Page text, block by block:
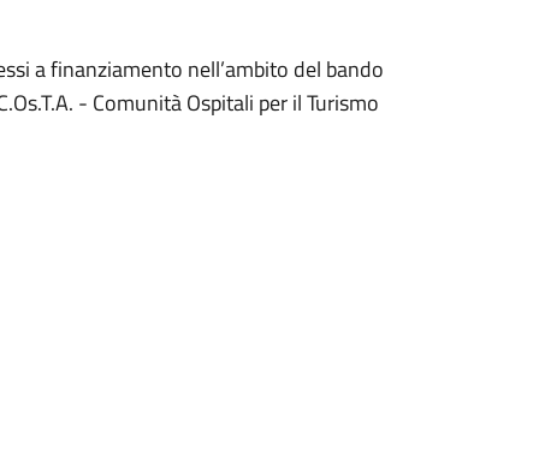
a finanziamento nell’ambito del bando
- Comunità Ospitali per il Turismo